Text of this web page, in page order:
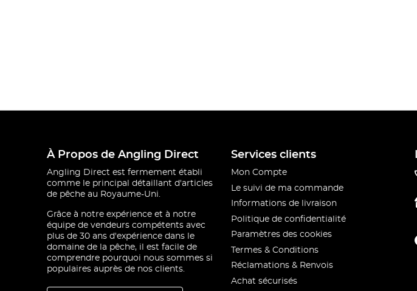
À Propos de Angling Direct
Angling Direct est fermement établi
comme le principal détaillant d'articles
de pêche au Royaume-Uni.
Grâce à notre expérience et à notre
équipe de vendeurs compétents avec
plus de 30 ans d'expérience dans le
domaine de la pêche, il est facile de
comprendre pourquoi nous sommes si
populaires auprès de nos clients.
Services clients
Mon Compte
Le suivi de ma commande
Informations de livraison
Politique de confidentialité
Paramètres des cookies
Termes & Conditions
Réclamations & Renvois
Achat sécurisés